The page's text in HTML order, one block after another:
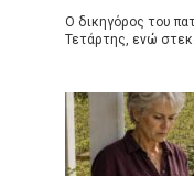
Ο δικηγόρος του
Τετάρτης, ενώ